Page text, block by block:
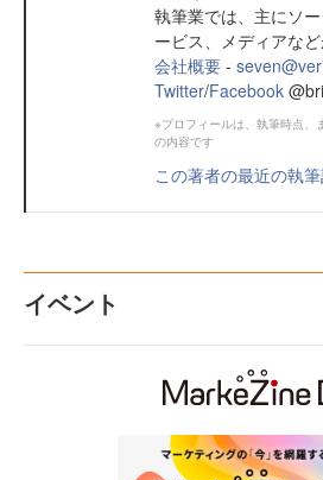
執筆業では、主にソ
ービス、メディアなど
会社概要 -
Twitter/Facebook
※プロフィールは、執筆時点、
の内容です
この著者の最近の執
イベント